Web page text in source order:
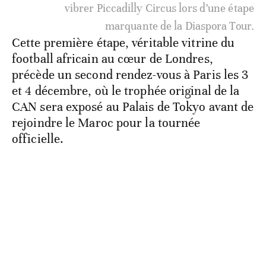
vibrer Piccadilly Circus lors d’une étape
marquante de la Diaspora Tour.
Cette première étape, véritable vitrine du
football africain au cœur de Londres,
précède un second rendez-vous à Paris les 3
et 4 décembre, où le trophée original de la
CAN sera exposé au Palais de Tokyo avant de
rejoindre le Maroc pour la tournée
officielle.